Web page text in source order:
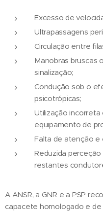
Excesso de
Ultrapassagens
Circulação entre
Manobras bruscas
sinalização;
Condução sob o
psicotrópicas;
Utilização
equipamento de
Falta de atenção e
Reduzida
restantes
A ANSR, a GNR e a PSP
capacete homologado e